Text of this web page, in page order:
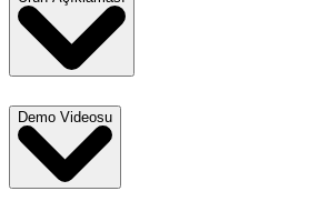
Demo Videosu